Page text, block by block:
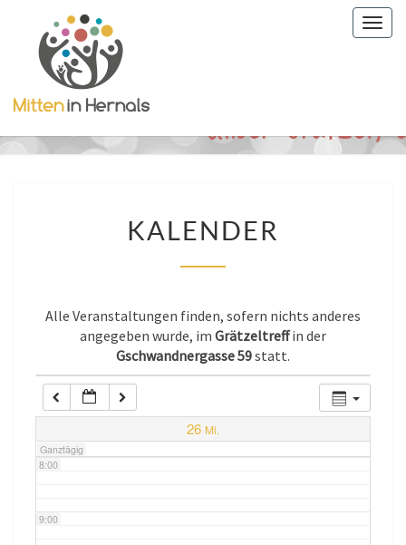
KALENDER
Alle Veranstaltungen finden, sofern nichts anderes
angegeben wurde, im Grätzeltreffin der
Gschwandnergasse 59statt.
26 Mi.
Ganztägig
0:00
1:00
2:00
7:00
8:00
9:00